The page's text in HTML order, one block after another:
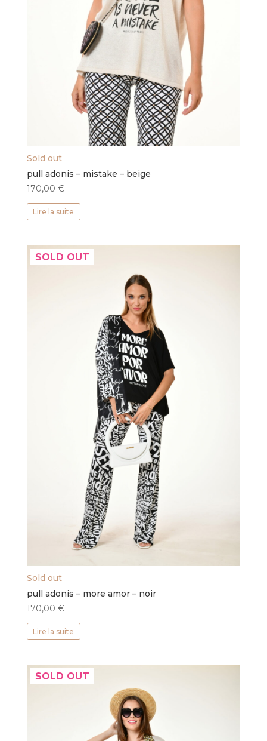
Sold out
pull adonis – mistake – beige
170,00 €
Lire la suite
SOLD OUT
Sold out
pull adonis – more amor – noir
170,00 €
Lire la suite
SOLD OUT